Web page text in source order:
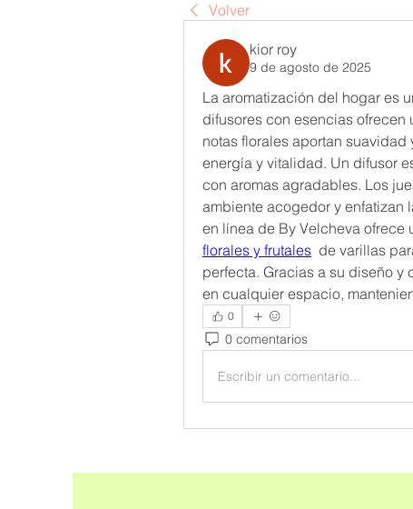
Volver
kior roy
9 de agosto de 2025
La aromatización del hogar es
difusores con esencias
notas florales aportan suavidad
energía y vitalidad. Un difusor
con aromas agradables. Los
ambiente acogedor y enfatizan
en línea de By Velcheva ofrece
florales y frutales
de varillas
perfecta. Gracias a su diseño
en cualquier espacio,
0
0 comentarios
Escribir un comentario...